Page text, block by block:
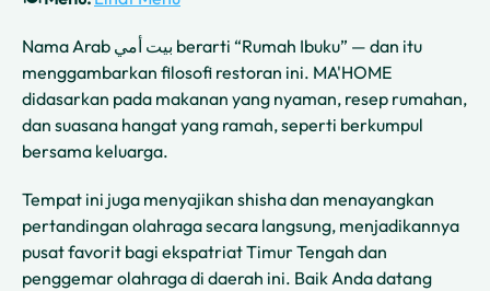
Nama Arab بيت أمي berarti “Rumah Ibuku” — dan itu
menggambarkan filosofi restoran ini. MA'HOME
didasarkan pada makanan yang nyaman, resep rumahan,
dan suasana hangat yang ramah, seperti berkumpul
bersama keluarga.
Tempat ini juga menyajikan shisha dan menayangkan
pertandingan olahraga secara langsung, menjadikannya
pusat favorit bagi ekspatriat Timur Tengah dan
penggemar olahraga di daerah ini. Baik Anda datang